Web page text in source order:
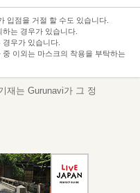
입점을 거절 할 수도 있습니다.
는 경우가 있습니다.
우가 있습니다.
이외는 마스크의 착용을 부탁하는
재는 Gurunavi가 그 정